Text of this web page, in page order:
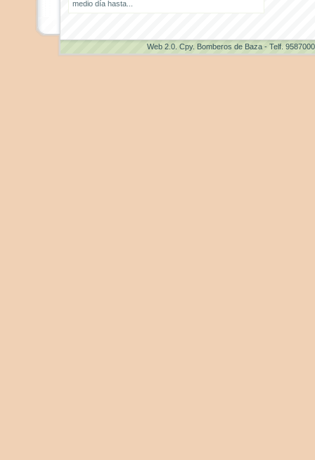
medio día hasta...
Web 2.0 . Cpy. Bomberos de Baza - Telf.